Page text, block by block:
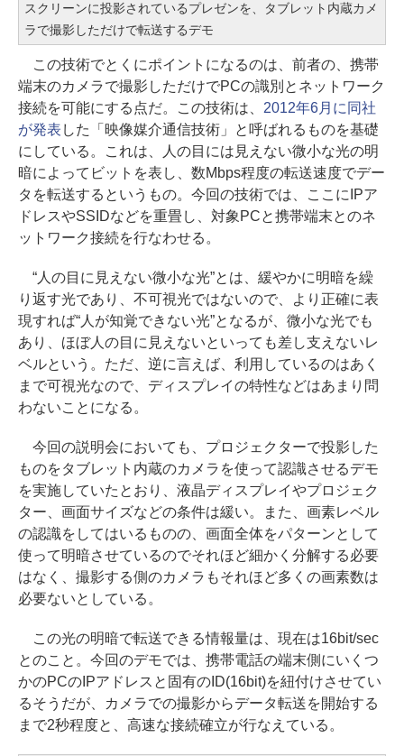
スクリーンに投影されているプレゼンを、タブレット内蔵カメ
ラで撮影しただけで転送するデモ
この技術でとくにポイントになるのは、前者の、携帯
端末のカメラで撮影しただけでPCの識別とネットワーク
接続を可能にする点だ。この技術は、 2012年6月に同社
が発表 した「映像媒介通信技術」と呼ばれるものを基礎
にしている。これは、人の目には見えない微小な光の明
暗によってビットを表し、数Mbps程度の転送速度でデー
タを転送するというもの。今回の技術では、ここにIPア
ドレスやSSIDなどを重畳し、対象PCと携帯端末とのネ
ットワーク接続を行なわせる。
“人の目に見えない微小な光”とは、緩やかに明暗を繰
り返す光であり、不可視光ではないので、より正確に表
現すれば“人が知覚できない光”となるが、微小な光でも
あり、ほぼ人の目に見えないといっても差し支えないレ
ベルという。ただ、逆に言えば、利用しているのはあく
まで可視光なので、ディスプレイの特性などはあまり問
わないことになる。
今回の説明会においても、プロジェクターで投影した
ものをタブレット内蔵のカメラを使って認識させるデモ
を実施していたとおり、液晶ディスプレイやプロジェク
ター、画面サイズなどの条件は緩い。また、画素レベル
の認識をしてはいるものの、画面全体をパターンとして
使って明暗させているのでそれほど細かく分解する必要
はなく、撮影する側のカメラもそれほど多くの画素数は
必要ないとしている。
この光の明暗で転送できる情報量は、現在は16bit/sec
とのこと。今回のデモでは、携帯電話の端末側にいくつ
かのPCのIPアドレスと固有のID(16bit)を紐付けさせてい
るそうだが、カメラでの撮影からデータ転送を開始する
まで2秒程度と、高速な接続確立が行なえている。